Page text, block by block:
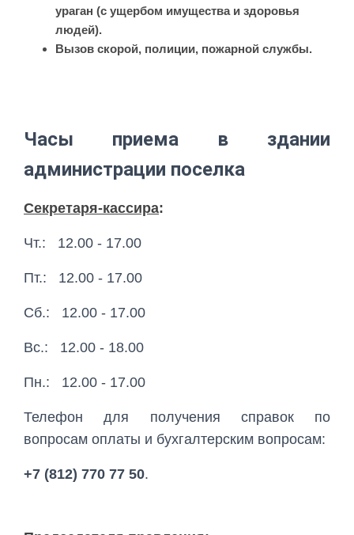
ураган (с ущербом имущества и здоровья
людей).
Вызов скорой, полиции, пожарной службы.
Часы приема в здании
администрации поселка
Секретаря-кассира:
Чт.: 12.00 - 17.00
Пт.: 12.00 - 17.00
Сб.: 12.00 - 17.00
Вс.: 12.00 - 18.00
Пн.: 12.00 - 17.00
Телефон для получения справок по
вопросам оплаты и бухгалтерским вопросам:
+7 (812) 770 77 50.